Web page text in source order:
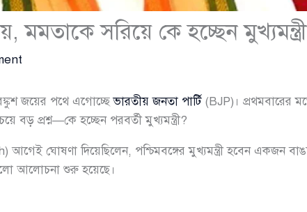
মমতাকে সরিয়ে কে হচ্ছেন
জয়ের পথে এগোচ্ছেভারতীয় জনতা পার্টি(BJP)। প্রথমবারের
বড় প্রশ্ন—কে হচ্ছেন পরবর্তী মুখ্যমন্ত্রী?
আগেই ঘোষণা দিয়েছিলেন, পশ্চিমবঙ্গের মুখ্যমন্ত্রী হবেন একজন
আলোচনা শুরু হয়েছে।